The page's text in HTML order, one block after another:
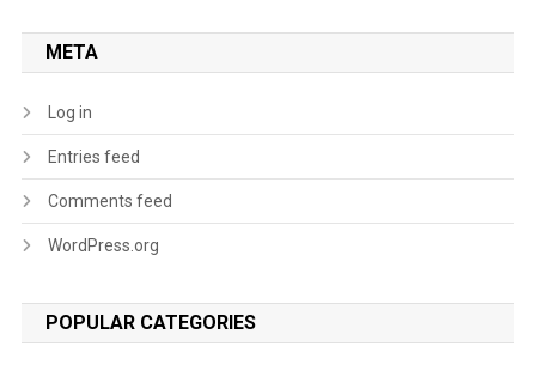
META
Log in
Entries feed
Comments feed
WordPress.org
POPULAR CATEGORIES